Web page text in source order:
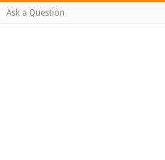
Ask a Question